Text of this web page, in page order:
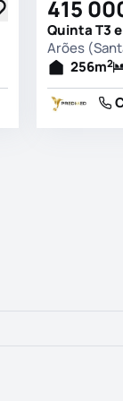
415
Arões
256m2